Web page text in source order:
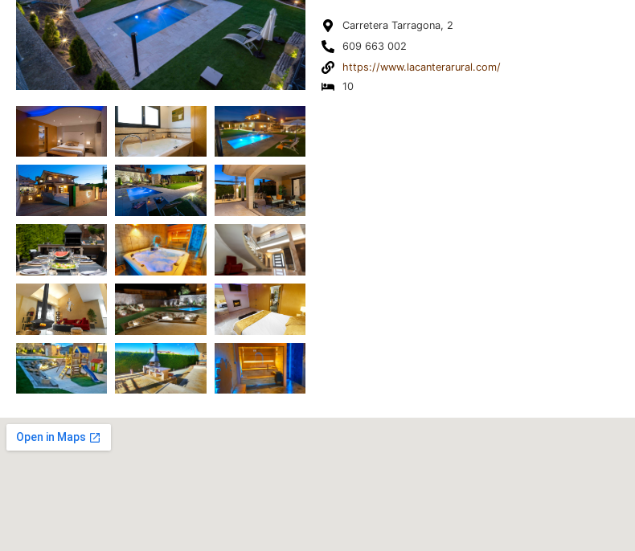
Carretera Tarragona, 2
609 663 002
https://www.lacanterarural.com/
10